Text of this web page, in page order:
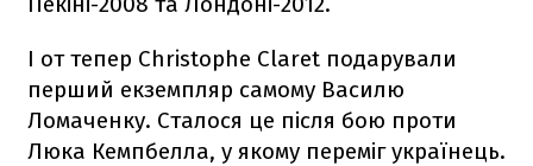
І от тепер Christophe Claret подарували
перший екземпляр самому Василю
Ломаченку. Сталося це після бою проти
Люка Кемпбелла, у якому переміг українець.